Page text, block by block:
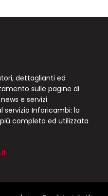
dettaglianti ed
sulle pagine di
e servizi
servizio Inforicambi: la
completa ed utilizzata